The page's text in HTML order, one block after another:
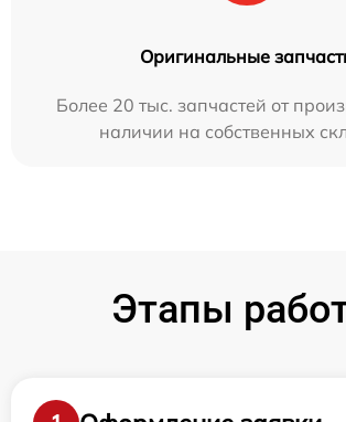
Оригинальные
Более 20 тыс. запчастей от
наличии на собственных
Этапы